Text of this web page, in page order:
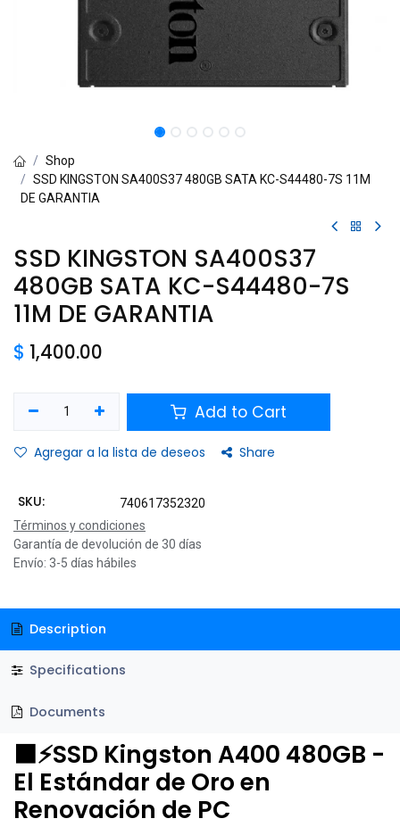
Shop
SSD KINGSTON SA400S37 480GB SATA KC-S44480-7S 11M
DE GARANTIA
SSD KINGSTON SA400S37
480GB SATA KC-S44480-7S
11M DE GARANTIA
$ 1,400.00
Add to Cart
Agregar a la lista de deseos Share
SKU:
740617352320
Términos y condiciones
Garantía de devolución de 30 días
Envío: 3-5 días hábiles
Description
Specifications
Documents
⬛⚡SSD Kingston A400 480GB -
El Estándar de Oro en
Renovación de PC